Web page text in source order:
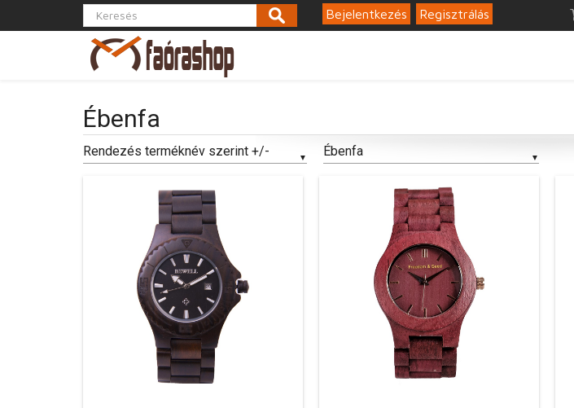
Bejelentkezés Regisztrálás
Ébenfa
Rendezés terméknév szerint +/- Ébenfa